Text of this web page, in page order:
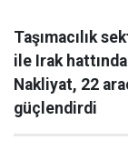
Taşımacılık
ile Irak
Nakliyat, 22
güçlendirdi